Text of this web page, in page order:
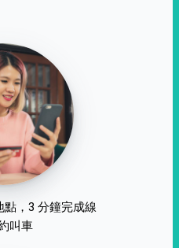
，3 分鐘完成線
叫車